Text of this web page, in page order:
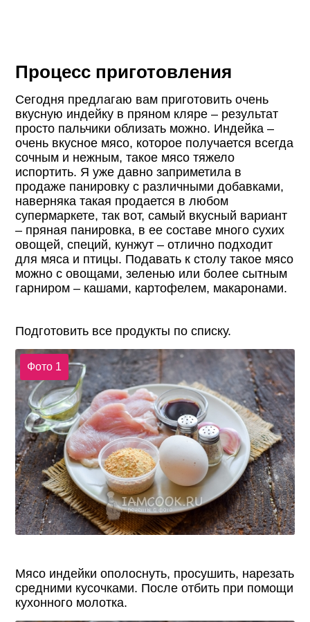
Процесс приготовления
Сегодня предлагаю вам приготовить очень
вкусную индейку в пряном кляре – результат
просто пальчики облизать можно. Индейка –
очень вкусное мясо, которое получается всегда
сочным и нежным, такое мясо тяжело
испортить. Я уже давно заприметила в
продаже панировку с различными добавками,
наверняка такая продается в любом
супермаркете, так вот, самый вкусный вариант
– пряная панировка, в ее составе много сухих
овощей, специй, кунжут – отлично подходит
для мяса и птицы. Подавать к столу такое мясо
можно с овощами, зеленью или более сытным
гарниром – кашами, картофелем, макаронами.
Подготовить все продукты по списку.
Фото 1
Мясо индейки ополоснуть, просушить, нарезать
средними кусочками. После отбить при помощи
кухонного молотка.